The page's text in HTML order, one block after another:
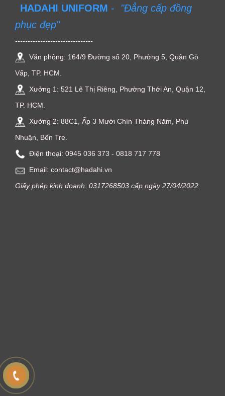
HADAHI UNIFORM - "Đẳng cấp đồng
phục đẹp"
-------------------------------
Văn phòng: 164/9 Đường số 20, Phường 5, Quận Gò
Vấp, TP. HCM.
Xưởng 1: 521 Lê Thị Riêng, Phường Thới An, Quận 12,
TP. HCM.
Xưởng 2: 88C1, Ấp 3 Mười Chín Tháng Năm, Phú
Nhuận, Bến Tre.
Điện thoại: ‭0945 036 373‬ - 0818 717 778
Email: contact@hadahi.vn
Giấy phép kinh doanh: 0317268503 cấp ngày 27/04/2022